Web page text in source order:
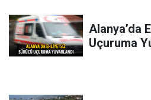
Alanya’da
Uçuruma